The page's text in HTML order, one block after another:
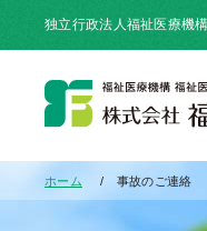
独立行政法人福祉医療機
ホーム 事故のご連絡